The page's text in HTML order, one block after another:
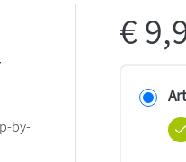
by-
€